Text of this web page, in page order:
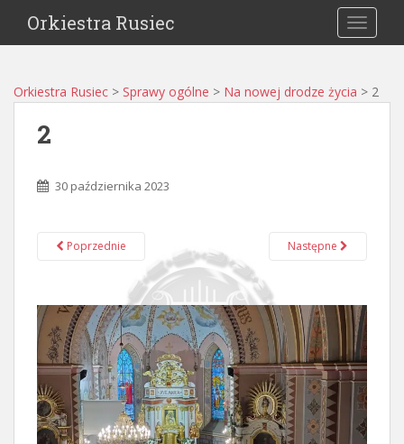
Orkiestra Rusiec
Orkiestra Rusiec > Sprawy ogólne > Na nowej drodze życia > 2
2
30 października 2023
Poprzednie Następne